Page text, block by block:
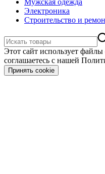
Электроника
Строительство и
Этот сайт использует
соглашаетесь с нашей
Принять cookie